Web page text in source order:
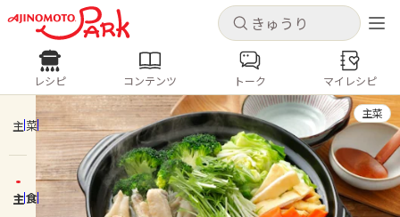
キャンセル
ログインするとレシピを保存できます
ログイン 新規登録
ホーム
キャンセル
レシピ コンテンツ
人気の食材・レシピ
きゅうり なす トマト
とうもろこし
レシピ コンテンツ トーク マイレシピ
主菜
主食
主菜